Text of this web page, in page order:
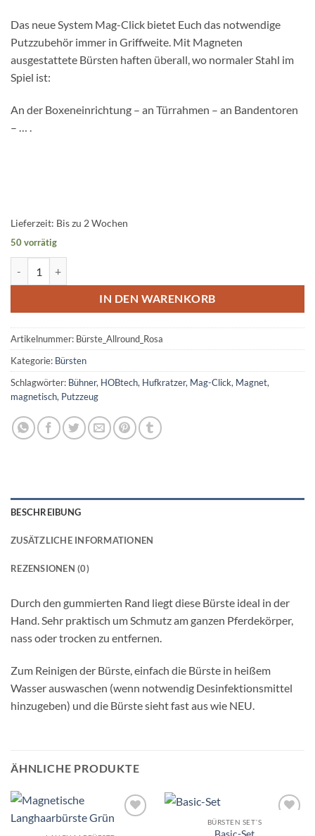
Das neue System Mag-Click bietet Euch das notwendige
Putzzubehör immer in Griffweite. Mit Magneten
ausgestattete Bürsten haften überall, wo normaler Stahl im
Spiel ist:
An der Boxeneinrichtung – an Türrahmen – an Bandentoren
– … .
Lieferzeit: Bis zu 2 Wochen
50 vorrätig
IN DEN WARENKORB
Artikelnummer: Bürste_Allround_Rosa
Kategorie: Bürsten
Schlagwörter: Bühner, HOBtech, Hufkratzer, Mag-Click, Magnet,
magnetisch, Putzzeug
BESCHREIBUNG
ZUSÄTZLICHE INFORMATIONEN
REZENSIONEN (0)
Durch den gummierten Rand liegt diese Bürste ideal in der
Hand. Sehr praktisch um Schmutz am ganzen Pferdekörper,
nass oder trocken zu entfernen.
Zum Reinigen der Bürste, einfach die Bürste in heißem
Wasser auswaschen (wenn notwendig Desinfektionsmittel
hinzugeben) und die Bürste sieht fast aus wie NEU.
ÄHNLICHE PRODUKTE
Artikel zur
BÜRSTEN SET´S